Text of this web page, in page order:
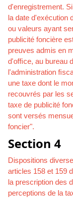
d'enregistrement.
la date d'exécution
ou valeurs ayant
publicité foncière
preuves admis en
d'ofﬁce, au bureau
l'administration
une taxe dont le
recouvrés par les
taxe de publicité
sont versés
foncier".
Section 4
Dispositions
articles 158 et 159
la prescription des
perceptions de la